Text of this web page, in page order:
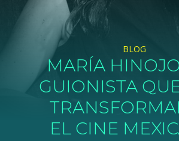
BLOG
MARÍA
GUIONISTA
EL CINE